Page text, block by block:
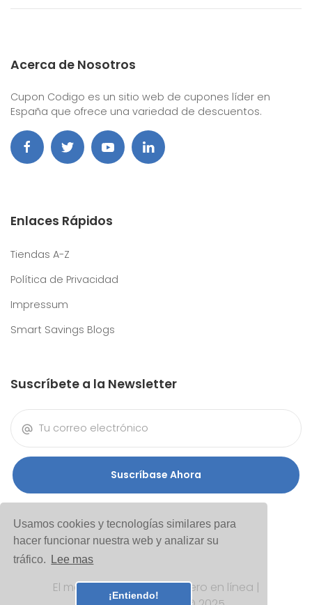
Usamos cookies y tecnologías similares para
hacer funcionar nuestra web y analizar su
tráfico.
Lee mas
¡Entiendo!
Acerca de Nosotros
Cupon Codigo es un sitio web de cupones líder en
España que ofrece una variedad de descuentos.
Enlaces Rápidos
Tiendas A-Z
Política de Privacidad
Impressum
Smart Savings Blogs
Suscríbete a la Newsletter
Suscríbase Ahora
El mejor ahorrador de dinero en línea |